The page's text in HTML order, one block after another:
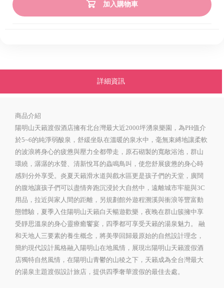
加入購物車
詳細資訊
商品介紹
陽明山天籟渡假酒店擁有北台灣最大近2000坪湧泉樂園，為PH值介
於5~6的純淨弱酸泉，舒緩坐臥在溫暖的泉水中，毫無束縛地讓柔軟
的波浪將身心的疲憊與壓力全都帶走，原石砌製的寬敞浴池，群山
環繞，潺潺的水聲、清新悅耳的蟲鳴鳥叫，使您舒展疲憊的身心時
感到分外享受。炎夏天籟滑水道與戲水區更是孩子們的天堂，廣闊
的腹地讓孩子們可以盡情奔跑沉浸於大自然中，遠離城市牢籠與3C
用品，拉近與家人間的距離，另規劃館外遊程溯溪與衝浪等豐富動
態體驗，夏季入住陽明山天籟白天暢遊歡樂，夜晚在群山簇擁中享
受靜思溫泉的身心靈療癒饗宴，四季都可享受天籟的湯泉魅力。 融
和天地人三要素的養生概念，將美學回歸最原始的自然設計理念，
簡約現代設計風格融入陽明山在地風情，展現出陽明山天籟渡假酒
店獨特自然風情，在陽明山青鬱的山稜之下，天籟成為全台灣最大
的湯泉主題渡假設計旅店，提供四季奢華渡假的最佳去處。